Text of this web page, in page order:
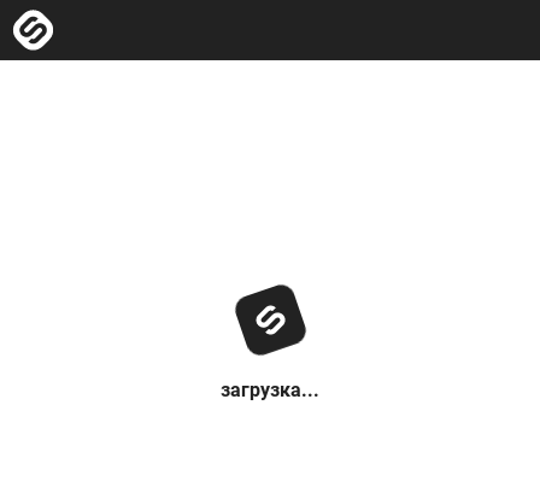
загрузка...